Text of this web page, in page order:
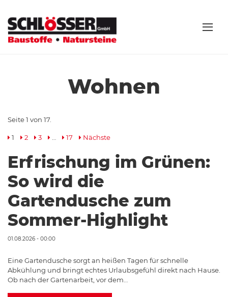
Wohnen
Seite 1 von 17.
1 2 3 17 Nächste
Erfrischung im Grünen:
So wird die
Gartendusche zum
Sommer-Highlight
01.08.2026 - 00:00
Eine Gartendusche sorgt an heißen Tagen für schnelle
Abkühlung und bringt echtes Urlaubsgefühl direkt nach Hause.
Ob nach der Gartenarbeit, vor dem…